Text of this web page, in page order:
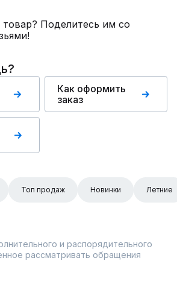
Поделитесь им со
Как оформить
заказ
Топ продаж Новинки Летние
и распорядительного
рассматривать обращения